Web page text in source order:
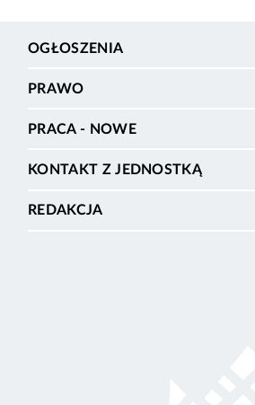
OGŁOSZENIA
PRAWO
PRACA - NOWE
KONTAKT Z JEDNOSTKĄ
REDAKCJA